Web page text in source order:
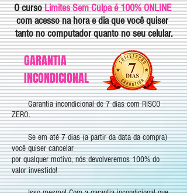
O cursoLimites Sem Culpa é 100% ONLINE
com acesso na hora e dia que você quiser
tanto no computador quanto no seu celular.
Garantia incondicional de 7 dias com RISCO
ZERO.
Se em até 7 dias (a partir da data da compra)
você quiser cancelar
por qualquer motivo, nós devolveremos 100% do
valor investido!
GARANTIA
INCONDICIONAL